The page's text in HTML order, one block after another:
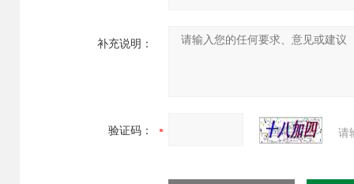
补充说明：
验证码： 请